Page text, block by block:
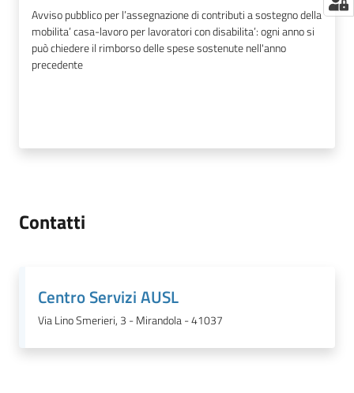
Avviso pubblico per l’assegnazione di contributi a sostegno della
mobilita’ casa-lavoro per lavoratori con disabilita’: ogni anno si
può chiedere il rimborso delle spese sostenute nell'anno
precedente
Contatti
Centro Servizi AUSL
Via Lino Smerieri, 3 - Mirandola - 41037